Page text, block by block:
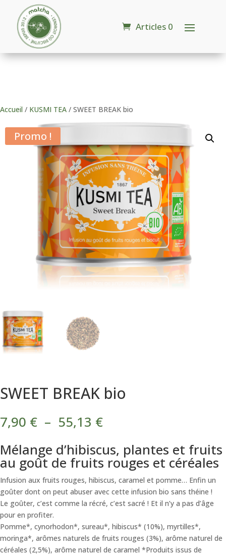
Articles 0
Accueil / KUSMI TEA / SWEET BREAK bio
Promo !
SWEET BREAK bio
7,90 € – 55,13 €Plage
prix :
7,90 €
à
55,13 €
Mélange d’hibiscus, plantes et fruits
au goût de fruits rouges et céréales
Infusion aux fruits rouges, hibiscus, caramel et pomme… Enfin un
goûter dont on peut abuser avec cette infusion bio sans théine !
Le goûter, c’est comme la récré, c’est sacré ! Et il n’y a pas d’âge
pour en profiter.
Pomme*, cynorhodon*, sureau*, hibiscus* (10%), myrtilles*,
moringa*, arômes naturels de fruits rouges (3%), arôme naturel de
céréales (2,5%), arôme naturel de caramel *Produits issus de